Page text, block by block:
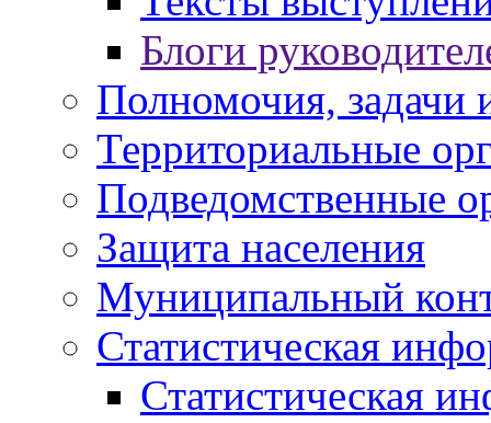
Блоги
Полномочия, задачи
Территориальные
Подведомственные
Защита населения
Муниципальный
Статистическая
Статистическая